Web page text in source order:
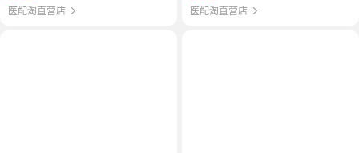
医配淘直营店 医配淘直营店